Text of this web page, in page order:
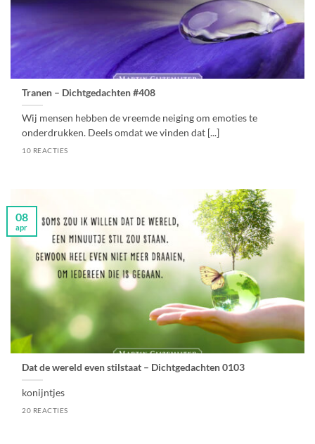
Tranen – Dichtgedachten #408
Wij mensen hebben de vreemde neiging om emoties te
onderdrukken. Deels omdat we vinden dat [...]
10 REACTIES
Dat de wereld even stilstaat – Dichtgedachten 0103
konijntjes
20 REACTIES
08
apr